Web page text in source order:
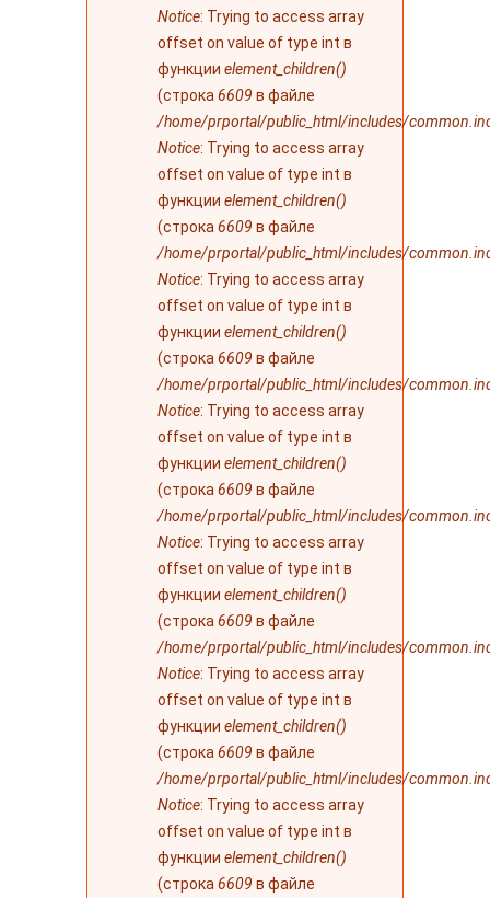
Notice: Trying to access array
offset on value of type int в
функции element_children()
(строка 6609 в файле
/home/prportal/public_html/includes/
Notice: Trying to access array
offset on value of type int в
функции element_children()
(строка 6609 в файле
/home/prportal/public_html/includes/
Notice: Trying to access array
offset on value of type int в
функции element_children()
(строка 6609 в файле
/home/prportal/public_html/includes/
Notice: Trying to access array
offset on value of type int в
функции element_children()
(строка 6609 в файле
/home/prportal/public_html/includes/
Notice: Trying to access array
offset on value of type int в
функции element_children()
(строка 6609 в файле
/home/prportal/public_html/includes/
Notice: Trying to access array
offset on value of type int в
функции element_children()
(строка 6609 в файле
/home/prportal/public_html/includes/
Notice: Trying to access array
offset on value of type int в
функции element_children()
(строка 6609 в файле